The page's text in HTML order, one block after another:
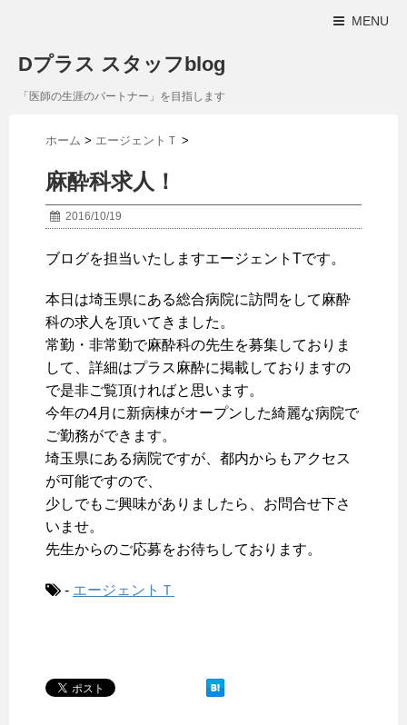
MENU
Dプラス スタッフblog
「医師の生涯のパートナー」を目指します
ホーム > エージェントＴ >
麻酔科求人！
2016/10/19
ブログを担当いたしますエージェントTです。
本日は埼玉県にある総合病院に訪問をして麻酔
科の求人を頂いてきました。
常勤・非常勤で麻酔科の先生を募集しておりま
して、詳細はプラス麻酔に掲載しておりますの
で是非ご覧頂ければと思います。
今年の4月に新病棟がオープンした綺麗な病院で
ご勤務ができます。
埼玉県にある病院ですが、都内からもアクセス
が可能ですので、
少しでもご興味がありましたら、お問合せ下さ
いませ。
先生からのご応募をお待ちしております。
- エージェントＴ